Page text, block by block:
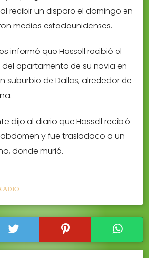
recibir un disparo el domingo en
medios estadounidenses.
informó que Hassell recibió el
apartamento de su novia en
suburbio de Dallas, alrededor de
dijo al diario que Hassell recibió
y fue trasladado a un
donde murió.